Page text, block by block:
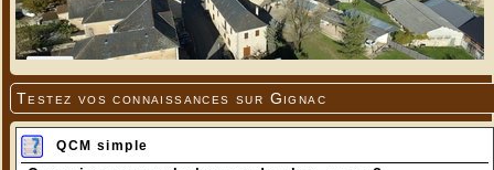
Testez vos connaissances sur Gignac
QCM simple